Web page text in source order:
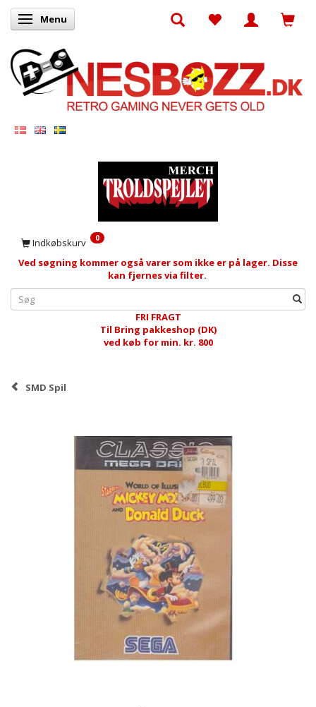
Skifte navigation
Menu
Indkøbskurv 0
Ved søgning kommer også varer som ikke er på lager. Disse
kan fjernes via filter.
FRI FRAGT
Til Bring pakkeshop (DK)
ved køb for min. kr. 800
SMD Spil